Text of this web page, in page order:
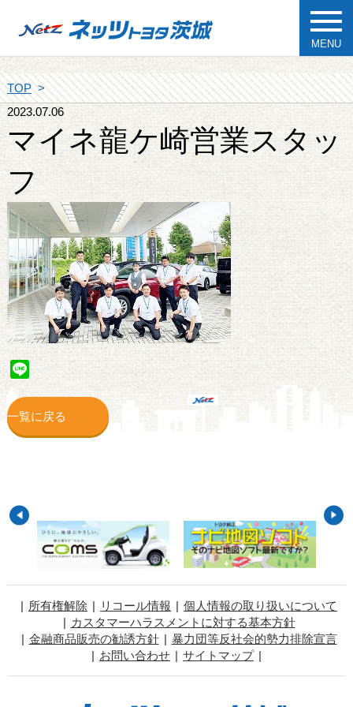
MENU
TOP
2023.07.06
マイネ龍ケ崎営業スタッ
フ
Line
一覧に戻る
所有権解除 リコール情報
個人情報の取り扱いについて
カスタマーハラスメントに対する基本方針
金融商品販売の勧誘方針
暴力団等反社会的勢力排除宣言
お問い合わせ
サイトマップ